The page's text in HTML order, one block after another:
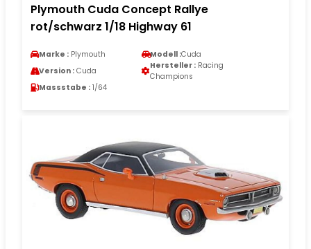
Plymouth Cuda Concept Rallye
rot/schwarz 1/18 Highway 61
Marke : Plymouth Modell :Cuda
Version : Cuda
Hersteller : Racing
Champions
Massstabe : 1/64